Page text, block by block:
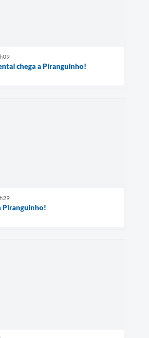
chega a Piranguinho!
Piranguinho!